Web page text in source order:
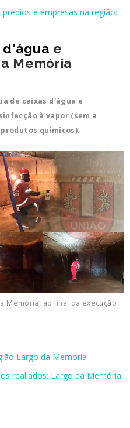
e empresas na região:
d'água e
Memória
de caixas d'água e
à vapor (sem a
químicos).
Memória, ao final da execução
Largo da Memória
realiados: Largo da Memória